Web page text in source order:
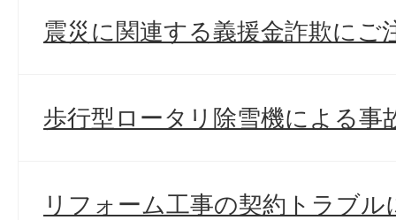
震災に関連する義援金詐欺にご
歩行型ロータリ除雪機による事
リフォーム工事の契約トラブ